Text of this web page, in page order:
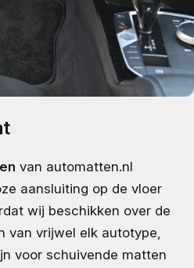
van automatten.nl
aansluiting op de vloer
wij beschikken over de
van vrijwel elk autotype,
voor schuivende matten